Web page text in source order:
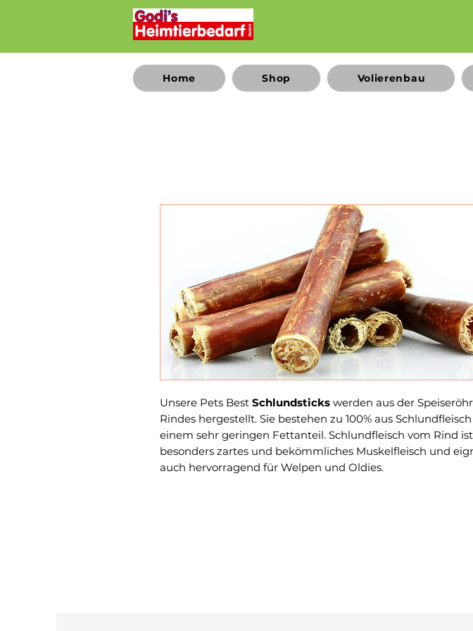
Home Shop Volierenbau
Unsere Pets Best Schlundsticks werden aus der
Rindes hergestellt. Sie bestehen zu 100% aus
einem sehr geringen Fettanteil. Schlundfleisch vom Rind ist
besonders zartes und bekömmliches Muskelfleisch und
auch hervorragend für Welpen und Oldies.